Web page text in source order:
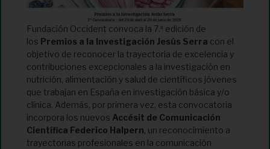
Fundación Occident convoca la 7.ª edición de
los Premios a la Investigación Jesús Serra con el
objetivo de reconocer la trayectoria de excelencia y
contribuciones excepcionales a la investigación en
nutrición, alimentación y salud de científicos jóvenes
que trabajan en España en investigación básica y/o
clínica. Además, por primera vez, esta convocatoria
incorpora los nuevos Accésit de Comunicación
Científica Federico Halpern, un reconocimiento a
trayectorias profesionales en la comunicación